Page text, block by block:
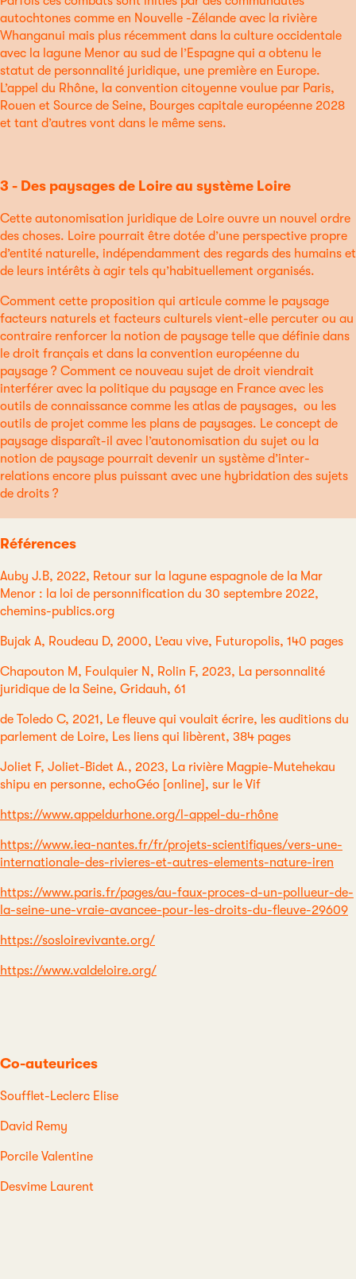
autochtones comme en Nouvelle -Zélande avec la rivière
Whanganui mais plus récemment dans la culture occidentale
avec la lagune Menor au sud de l’Espagne qui a obtenu le
statut de personnalité juridique, une première en Europe.
L’appel du Rhône, la convention citoyenne voulue par Paris,
Rouen et Source de Seine, Bourges capitale européenne 2028
et tant d’autres vont dans le même sens.
3 - Des paysages de Loire au système Loire
Cette autonomisation juridique de Loire ouvre un nouvel ordre
des choses. Loire pourrait être dotée d’une perspective propre
d’entité naturelle, indépendamment des regards des humains et
de leurs intérêts à agir tels qu’habituellement organisés.
Comment cette proposition qui articule comme le paysage
facteurs naturels et facteurs culturels vient-elle percuter ou au
contraire renforcer la notion de paysage telle que définie dans
le droit français et dans la convention européenne du
paysage ? Comment ce nouveau sujet de droit viendrait
interférer avec la politique du paysage en France avec les
outils de connaissance comme les atlas de paysages, ou les
outils de projet comme les plans de paysages. Le concept de
paysage disparaît-il avec l’autonomisation du sujet ou la
notion de paysage pourrait devenir un système d’inter-
relations encore plus puissant avec une hybridation des sujets
de droits ?
Références
Auby J.B, 2022, Retour sur la lagune espagnole de la Mar
Menor : la loi de personnification du 30 septembre 2022,
chemins-publics.org
Bujak A, Roudeau D, 2000, L’eau vive, Futuropolis, 140 pages
Chapouton M, Foulquier N, Rolin F, 2023, La personnalité
juridique de la Seine, Gridauh, 61
de Toledo C, 2021, Le fleuve qui voulait écrire, les auditions du
parlement de Loire, Les liens qui libèrent, 384 pages
Joliet F, Joliet-Bidet A., 2023, La rivière Magpie-Mutehekau
shipu en personne, echoGéo [online], sur le Vif
https://www.appeldurhone.org/l-appel-du-rhône
https://www.iea-nantes.fr/fr/projets-scientifiques/vers-une-
internationale-des-rivieres-et-autres-elements-nature-iren
https://www.paris.fr/pages/au-faux-proces-d-un-pollueur-de-
la-seine-une-vraie-avancee-pour-les-droits-du-fleuve-29609
https://sosloirevivante.org/
https://www.valdeloire.org/
Co-auteurices
Soufflet-Leclerc Elise
David Remy
Porcile Valentine
Desvime Laurent